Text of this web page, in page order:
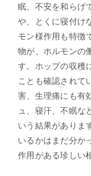
眠、不安を和らげ
や、とくに寝付け
モン様作用も特徴
物が、ホルモンの
す。ホップの収穫
ことも確認されて
害、生理痛にも有
ュ、寝汗、不眠な
いう結果がありま
いるかはまだ分か
作用がある珍しい